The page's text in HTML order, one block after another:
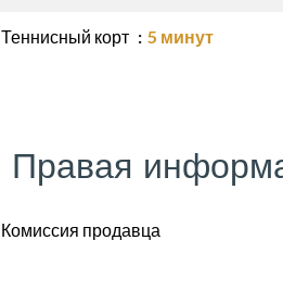
Теннисный корт 5 минут
Правая
Комиссия продавца